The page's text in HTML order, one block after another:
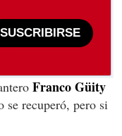
SUSCRIBIRSE
Franco Güity
se recuperó, pero si